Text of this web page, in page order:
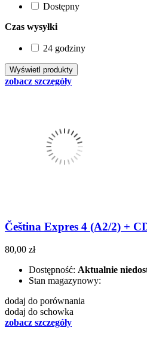
Dostępny
Czas wysyłki
24 godziny
zobacz szczegóły
Čeština Expres 4 (A2/2) +
80,00 zł
Dostępność: Aktualnie
Stan magazynowy:
dodaj do porównania
dodaj do schowka
zobacz szczegóły